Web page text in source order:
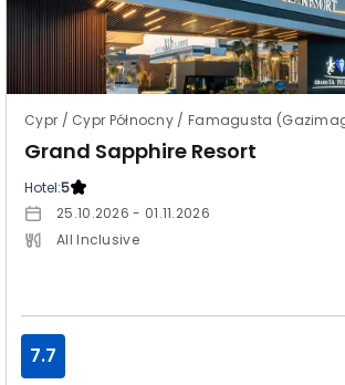
Cypr / Cypr Północny / Famagusta
Grand Sapphire Resort
Hotel:5
25.10.2026 - 01.11.2026
All Inclusive
7.7